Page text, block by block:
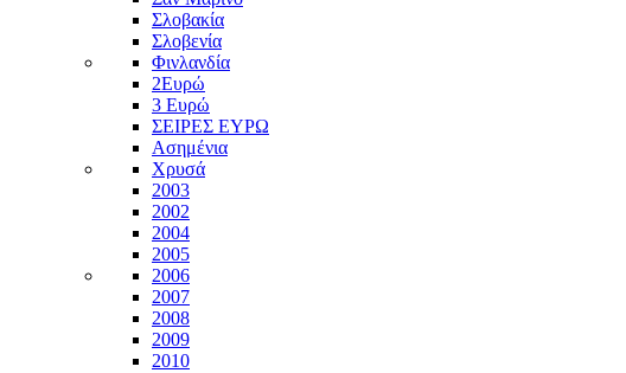
Σλοβακία
Σλοβενία
Φινλανδία
2Ευρώ
3 Ευρώ
ΣΕΙΡΕΣ ΕΥΡΩ
Ασημένια
Χρυσά
2003
2002
2004
2005
2006
2007
2008
2009
2010